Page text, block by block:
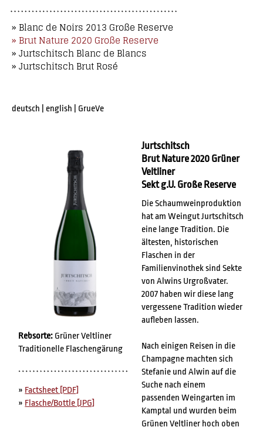
» Blanc de Noirs 2013 Große Reserve
» Brut Nature 2020 Große Reserve
» Jurtschitsch Blanc de Blancs
» Jurtschitsch Brut Rosé
deutsch english GrueVe
Rebsorte: Grüner Veltliner
Traditionelle Flaschengärung
» Factsheet [PDF]
» Flasche/Bottle [JPG]
Jurtschitsch
Brut Nature 2020 Grüner
Veltliner
Sekt g.U. Große Reserve
Die Schaumweinproduktion
hat am Weingut Jurtschitsch
eine lange Tradition. Die
ältesten, historischen
Flaschen in der
Familienvinothek sind Sekte
von Alwins Urgroßvater.
2007 haben wir diese lang
vergessene Tradition wieder
aufleben lassen.
Nach einigen Reisen in die
Champagne machten sich
Stefanie und Alwin auf die
Suche nach einem
passenden Weingarten im
Kamptal und wurden beim
Grünen Veltliner hoch oben